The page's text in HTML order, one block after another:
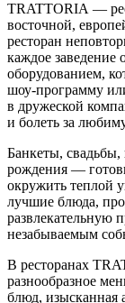
TRATTORIA —
восточной,
ресторан
каждое
оборудованием,
шоу-программу
в дружеской
и болеть за
Банкеты, свадьбы,
рождения —
окружить теплой
лучшие блюда,
развлекательную
незабываемым
В ресторанах
разнообразное
блюд, изысканная